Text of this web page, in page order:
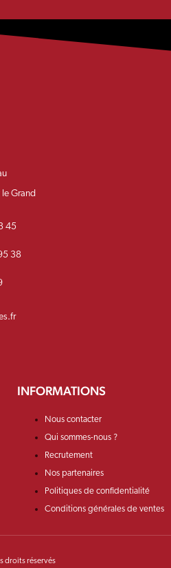
le Grand
45
38
INFORMATIONS
Nous contacter
Qui sommes-nous ?
Recrutement
Nos partenaires
Politiques de confidentialité
Conditions générales de ventes
droits réservés